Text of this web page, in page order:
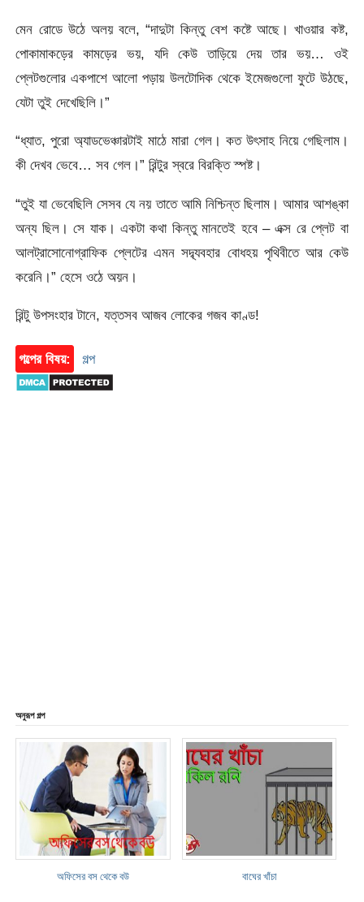
মেন রোডে উঠে অলয় বলে, “দাদুটা কিন্তু বেশ কষ্টে আছে। খাওয়ার কষ্ট,
পোকামাকড়ের কামড়ের ভয়, যদি কেউ তাড়িয়ে দেয় তার ভয়… ওই
প্লেটগুলোর একপাশে আলো পড়ায় উলটোদিক থেকে ইমেজগুলো ফুটে উঠছে,
যেটা তুই দেখেছিলি।”
“ধ্যাত, পুরো অ্যাডভেঞ্চারটাই মাঠে মারা গেল। কত উৎসাহ নিয়ে গেছিলাম।
কী দেখব ভেবে… সব গেল।” রিন্টুর স্বরে বিরক্তি স্পষ্ট।
“তুই যা ভেবেছিলি সেসব যে নয় তাতে আমি নিশ্চিন্ত ছিলাম। আমার আশঙ্কা
অন্য ছিল। সে যাক। একটা কথা কিন্তু মানতেই হবে – এক্স রে প্লেট বা
আলট্রাসোনোগ্রাফিক প্লেটের এমন সদ্ব্যবহার বোধহয় পৃথিবীতে আর কেউ
করেনি।” হেসে ওঠে অয়ন।
রিন্টু উপসংহার টানে, যত্তসব আজব লোকের গজব কাণ্ড!
গল্পের বিষয়: গল্প
অনুরূপ গল্প
অফিসের বস থেকে বউ বাঘের খাঁচা